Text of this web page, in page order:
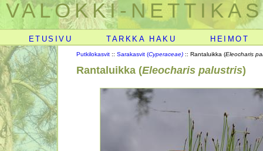
VALOKKI-
ETUSIVU TARKKA HAKU HEIMOT
Putkilokasvit :: Sarakasvit (Cyperaceae) :: Rantaluikka (Eleocharis
Rantaluikka (Eleocharis palustris)